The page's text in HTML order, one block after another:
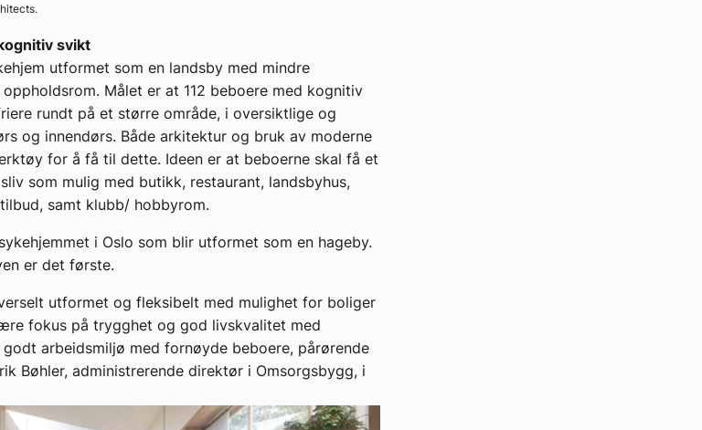
svikt
utformet som en landsby med mindre
Målet er at 112 beboere med kognitiv
rundt på et større område, i oversiktlige og
og innendørs. Både arkitektur og bruk av moderne
for å få til dette. Ideen er at beboerne skal få et
som mulig med butikk, restaurant, landsbyhus,
samt klubb/ hobbyrom.
i Oslo som blir utformet som en hageby.
er det første.
utformet og fleksibelt med mulighet for boliger
fokus på trygghet og god livskvalitet med
arbeidsmiljø med fornøyde beboere, pårørende
Bøhler, administrerende direktør i Omsorgsbygg, i